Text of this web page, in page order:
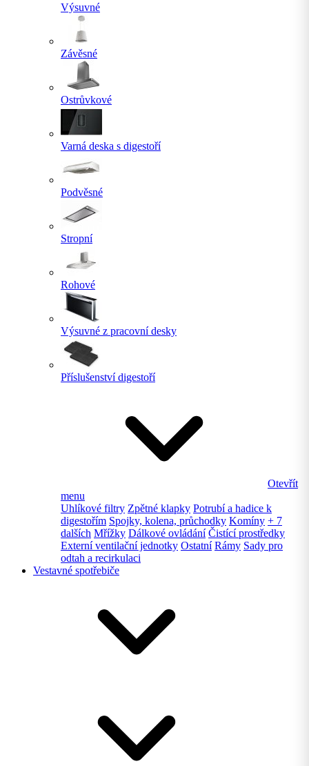
Výsuvné
Závěsné
Ostrůvkové
Varná deska s digestoří
Podvěsné
Stropní
Rohové
Výsuvné z pracovní desky
Příslušenství digestoří
Otevřít
menu
Uhlíkové filtry Zpětné klapky Potrubí a hadice k
digestořím Spojky, kolena, průchodky Komíny + 7
dalších Mřížky Dálkové ovládání Čistící prostředky
Externí ventilační jednotky Ostatní Rámy Sady pro
odtah a recirkulaci
Vestavné spotřebiče